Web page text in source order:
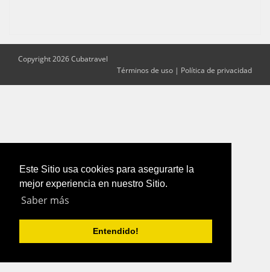
Este Sitio usa cookies para asegurarte la
mejor experiencia en nuestro Sitio.
Saber más
Entendido!
Copyright 2026 Cubatravel
Términos de uso | Política de privacidad